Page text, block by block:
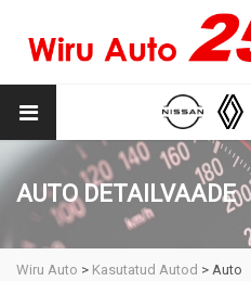
AUTO DETAILVAADE
Wiru Auto > Kasutatud Autod > Auto